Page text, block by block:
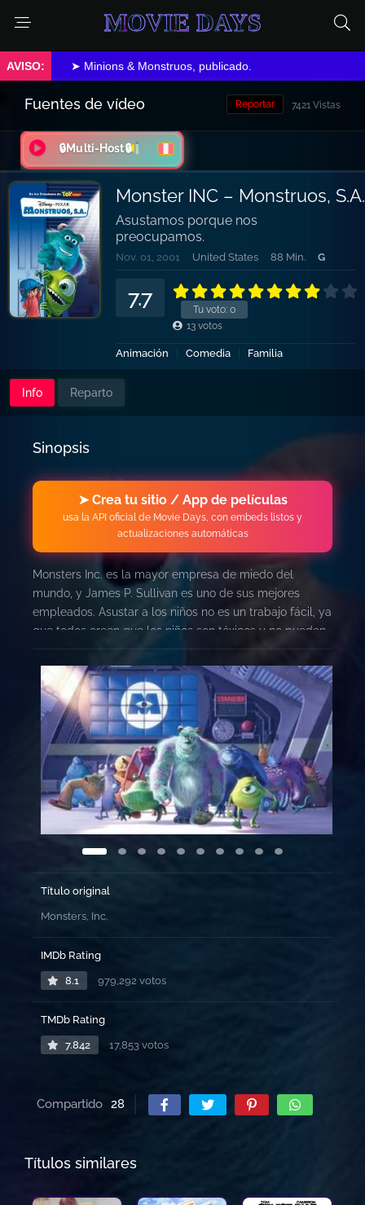
MOVIE DAYS
➤ Minions & Monstruos, publicado.
Fuentes de vídeo 7421 Vistas
Reportar
🔒Multi-Host🔒
Monster INC – Monstruos, S.A.
Asustamos porque nos
preocupamos.
Nov. 01, 2001 United States 88 Min. G
Tu voto: 0
7.7
13 votos
Animación Comedia Familia
Info Reparto
Sinopsis
➤ Crea tu sitio / App de películas
usa la API oficial de Movie Days, con embeds listos y
actualizaciones automáticas
Monsters Inc. es la mayor empresa de miedo del
mundo, y James P. Sullivan es uno de sus mejores
empleados. Asustar a los niños no es un trabajo fácil, ya
que todos creen que los niños son tóxicos y no pueden
tener contacto con ellos. Pero un día una niña se cuela
sin querer en la empresa, provocando el caos.
Título original
Monsters, Inc.
IMDb Rating
8.1 979,292 votos
TMDb Rating
7.842 17,853 votos
Compartido 28
Títulos similares